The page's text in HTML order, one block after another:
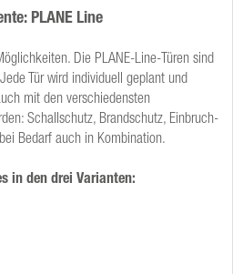
PLANE Line
Die PLANE-Line-Türen sind
Tür wird individuell geplant und
mit den verschiedensten
Schallschutz, Brandschutz, Einbruch-
Bedarf auch in Kombination.
in den drei Varianten: